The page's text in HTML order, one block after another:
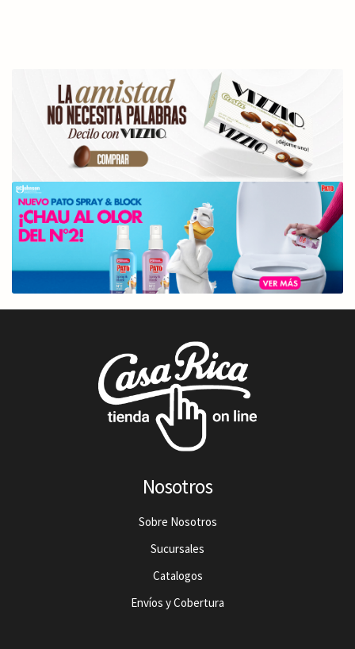
Nosotros
Sobre Nosotros
Sucursales
Catalogos
Envíos y Cobertura